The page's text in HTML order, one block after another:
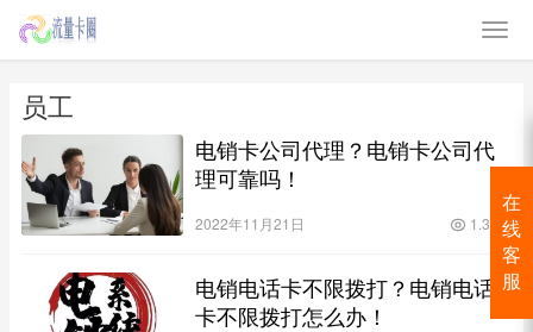
员工
电销卡公司代理？电销卡公司代
理可靠吗！
2022年11月21日 1.3K
电销电话卡不限拨打？电销电话
卡不限拨打怎么办！
在
线
客
服